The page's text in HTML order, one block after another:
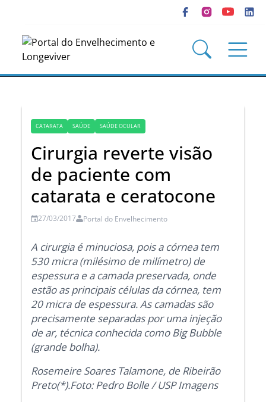
CATARATA SAÚDE SAÚDE OCULAR
Cirurgia reverte visão
de paciente com
catarata e ceratocone
27/03/2017 Portal do Envelhecimento
A cirurgia é minuciosa, pois a córnea tem
530 micra (milésimo de milímetro) de
espessura e a camada preservada, onde
estão as principais células da córnea, tem
20 micra de espessura. As camadas são
precisamente separadas por uma injeção
de ar, técnica conhecida como Big Bubble
(grande bolha).
Rosemeire Soares Talamone, de Ribeirão
Preto(*).Foto: Pedro Bolle / USP Imagens